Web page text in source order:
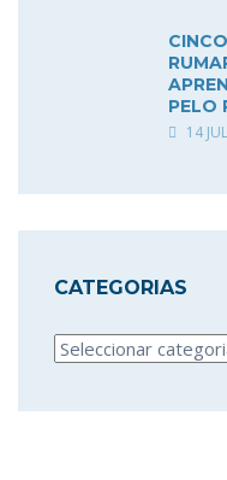
PELO
14
CATEGORIAS
Categorias